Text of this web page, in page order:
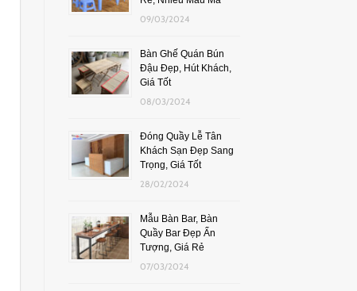
09/03/2024
Bàn Ghế Quán Bún
Đậu Đẹp, Hút Khách,
Giá Tốt
08/03/2024
Đóng Quầy Lễ Tân
Khách Sạn Đẹp Sang
Trọng, Giá Tốt
28/02/2024
Mẫu Bàn Bar, Bàn
Quầy Bar Đẹp Ấn
Tượng, Giá Rẻ
07/03/2024